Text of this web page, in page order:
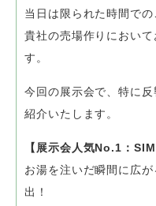
当日は限られた時間での
貴社の売場作りにおい
す。
今回の展示会で、特に
紹介いたします。
【展示会人気No.1：
お湯を注いだ瞬間に広
出！